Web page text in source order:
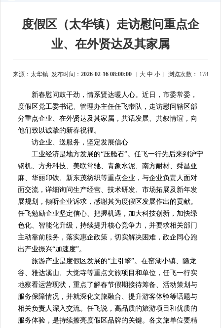
度假区（太华镇）走访慰问重点企
业、在外贤达及其家属
来源：太华镇 发布时间： 2026-02-16 08:00:00 [ 大 中 小 ] 浏览次数： 178
新春慰问鼓干劲，情系贤达暖人心。近日，市委常委，
度假区党工委书记、管理办主任任飞带队，走访慰问辖区部
分重点企业、在外贤达及其家属，共话发展、共叙情谊，向
他们致以诚挚的新春祝福。
访企业、送服务，坚定发展信心
工业经济是地方发展的“压舱石”。任飞一行先后来到沪宁
钢机、方舟科技、美联常驰、青象水泥、南方耐材、舜昌亚
麻、华丽印铁、新东茂纺织等重点企业，与企业负责人面对
面交流，详细询问生产经营、技术研发、市场拓展及新年发
展规划，倾听企业诉求，感谢其为度假区发展作出的贡献。
任飞勉励企业坚定信心、把握机遇，加大科技创新，加快绿
色化、智能化升级，持续提升核心竞争力，并要求相关部门
主动靠前服务，落实惠企政策，切实解决困难，政企同心跑
出产业振兴“加速度”。
旅游产业是度假区发展的“主引擎”。在窑湖小镇、隐龙
谷、雅达溪山、大觉寺等重点文旅项目和单位，任飞一行实
地察看运营现状，重点了解春节假期接待筹备、活动策划与
服务保障情况，并就深化文旅融合、提升游客体验等话题与
相关负责人深入交流。任飞说，高品质的旅游项目和优质的
服务体验，是持续擦亮度假区品牌的关键。各文旅单位要精